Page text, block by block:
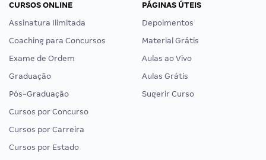
CURSOS ONLINE
Assinatura Ilimitada
Coaching para Concursos
Exame de Ordem
Graduação
Pós-Graduação
Cursos por Concurso
Cursos por Carreira
Cursos por Estado
PÁGINAS ÚTEIS
Depoimentos
Material Grátis
Aulas ao Vivo
Aulas Grátis
Sugerir Curso